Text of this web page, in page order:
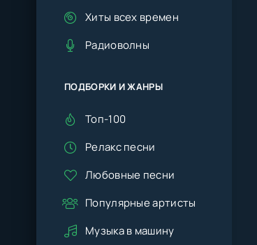
Хиты всех времен
Радиоволны
ПОДБОРКИ И ЖАНРЫ
Топ-100
Релакс песни
Любовные песни
Популярные артисты
Музыка в машину